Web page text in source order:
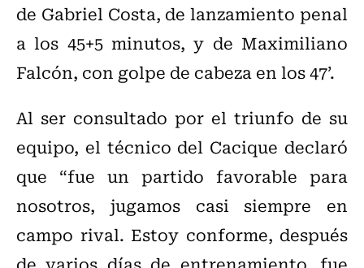
de Gabriel Costa, de lanzamiento penal
a los 45+5 minutos, y de Maximiliano
Falcón, con golpe de cabeza en los 47’.
Al ser consultado por el triunfo de su
equipo, el técnico del Cacique declaró
que “fue un partido favorable para
nosotros, jugamos casi siempre en
campo rival. Estoy conforme, después